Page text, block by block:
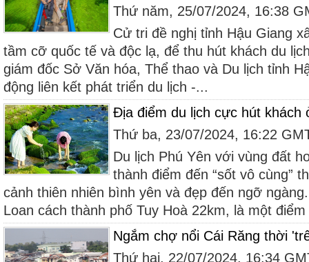
Thứ năm, 25/07/2024, 16:38
Cử tri đề nghị tỉnh Hậu Giang
tầm cỡ quốc tế và độc lạ, để thu hút khách du
giám đốc Sở Văn hóa, Thể thao và Du lịch tỉnh
động liên kết phát triển du lịch -...
Địa điểm du lịch cực hút khách
Thứ ba, 23/07/2024, 16:22
Du lịch Phú Yên với vùng đất
thành điểm đến “sốt vô cùng”
cảnh thiên nhiên bình yên và đẹp đến ngỡ
Loan cách thành phố Tuy Hoà 22km, là một
Ngắm chợ nổi Cái Răng thời
Thứ hai, 22/07/2024, 16:34